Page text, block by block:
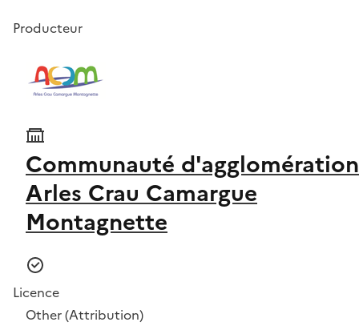
Producteur
Communauté d'agglomération
Arles Crau Camargue
Montagnette
Licence
Other (Attribution)